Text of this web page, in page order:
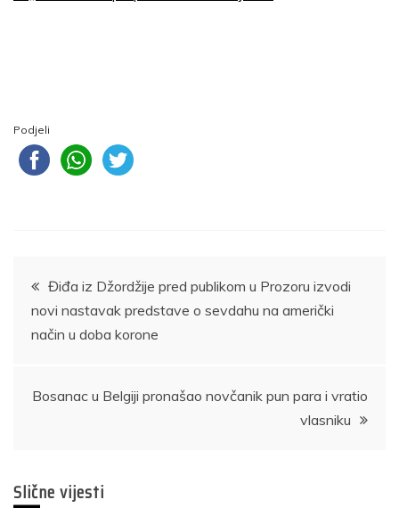
Podjeli
Navigacija
članaka
Điđa iz Džordžije pred publikom u Prozoru izvodi
novi nastavak predstave o sevdahu na američki
način u doba korone
Bosanac u Belgiji pronašao novčanik pun para i vratio
vlasniku
Slične vijesti